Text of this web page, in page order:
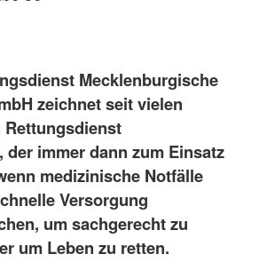
Mecklenburgische
zeichnet seit vielen
immer dann zum Einsatz
medizinische Notfälle
Versorgung
um sachgerecht zu
um Leben zu retten.